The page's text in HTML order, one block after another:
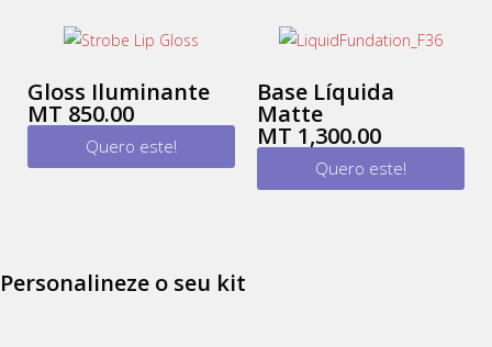
Gloss Iluminante
MT 850.00
Quero este!
Base Líquida
Matte
MT 1,300.00
Quero este!
Personalineze o seu kit